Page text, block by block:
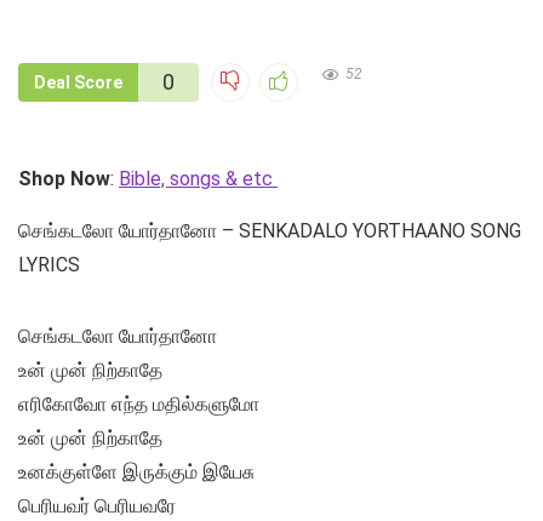
Deal Score 0 52
Shop Now: Bible, songs & etc
செங்கடலோ யோர்தானோ – SENKADALO YORTHAANO SONG
LYRICS
செங்கடலோ யோர்தானோ
உன் முன் நிற்காதே
எரிகோவோ எந்த மதில்களுமோ
உன் முன் நிற்காதே
உனக்குள்ளே இருக்கும் இயேசு
பெரியவர் பெரியவரே